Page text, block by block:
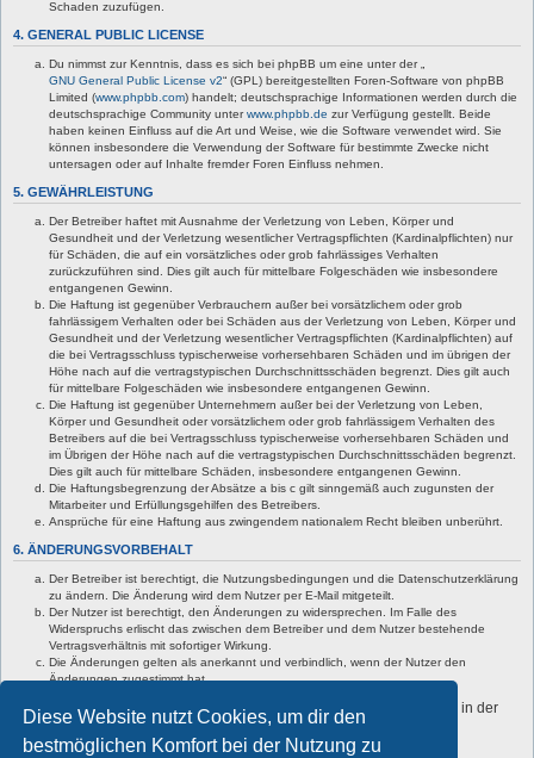
Diese Website nutzt Cookies, um dir den
bestmöglichen Komfort bei der Nutzung zu
Schaden zuzufügen.
4. GENERAL PUBLIC LICENSE
Du nimmst zur Kenntnis, dass es sich bei phpBB um eine unter der „
GNU General Public License v2“ (GPL) bereitgestellten Foren-Software von phpBB
Limited (www.phpbb.com) handelt; deutschsprachige Informationen werden durch die
deutschsprachige Community unterwww.phpbb.de zur Verfügung gestellt. Beide
haben keinen Einfluss auf die Art und Weise, wie die Software verwendet wird. Sie
können insbesondere die Verwendung der Software für bestimmte Zwecke nicht
untersagen oder auf Inhalte fremder Foren Einfluss nehmen.
5. GEWÄHRLEISTUNG
Der Betreiber haftet mit Ausnahme der Verletzung von Leben, Körper und
Gesundheit und der Verletzung wesentlicher Vertragspflichten (Kardinalpflichten) nur
für Schäden, die auf ein vorsätzliches oder grob fahrlässiges Verhalten
zurückzuführen sind. Dies gilt auch für mittelbare Folgeschäden wie insbesondere
entgangenen Gewinn.
Die Haftung ist gegenüber Verbrauchern außer bei vorsätzlichem oder grob
fahrlässigem Verhalten oder bei Schäden aus der Verletzung von Leben, Körper und
Gesundheit und der Verletzung wesentlicher Vertragspflichten (Kardinalpflichten) auf
die bei Vertragsschluss typischerweise vorhersehbaren Schäden und im übrigen der
Höhe nach auf die vertragstypischen Durchschnittsschäden begrenzt. Dies gilt auch
für mittelbare Folgeschäden wie insbesondere entgangenen Gewinn.
Die Haftung ist gegenüber Unternehmern außer bei der Verletzung von Leben,
Körper und Gesundheit oder vorsätzlichem oder grob fahrlässigem Verhalten des
Betreibers auf die bei Vertragsschluss typischerweise vorhersehbaren Schäden und
im Übrigen der Höhe nach auf die vertragstypischen Durchschnittsschäden begrenzt.
Dies gilt auch für mittelbare Schäden, insbesondere entgangenen Gewinn.
Die Haftungsbegrenzung der Absätze a bis c gilt sinngemäß auch zugunsten der
Mitarbeiter und Erfüllungsgehilfen des Betreibers.
Ansprüche für eine Haftung aus zwingendem nationalem Recht bleiben unberührt.
6. ÄNDERUNGSVORBEHALT
Der Betreiber ist berechtigt, die Nutzungsbedingungen und die Datenschutzerklärung
zu ändern. Die Änderung wird dem Nutzer per E-Mail mitgeteilt.
Der Nutzer ist berechtigt, den Änderungen zu widersprechen. Im Falle des
Widerspruchs erlischt das zwischen dem Betreiber und dem Nutzer bestehende
Vertragsverhältnis mit sofortiger Wirkung.
Die Änderungen gelten als anerkannt und verbindlich, wenn der Nutzer den
Änderungen zugestimmt hat.
Informationen über den Umgang mit deinen persönlichen Daten sind in der
Datenschutzerklärung enthalten.